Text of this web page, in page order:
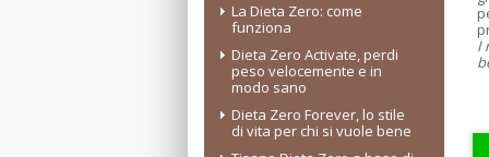
La Dieta Zero: come
funziona
Dieta Zero Activate, perdi
peso velocemente e in
modo sano
Dieta Zero Forever, lo stile
di vita per chi si vuole bene
I